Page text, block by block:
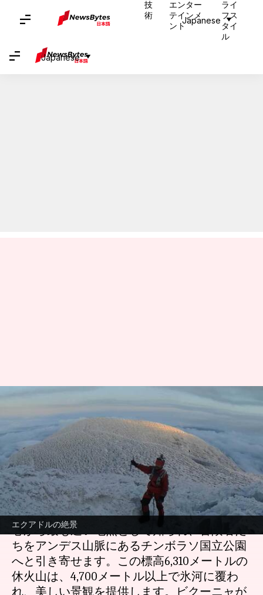
技
術
エンター
テインメ
ント
ライ
フス
タイ
ル
Japanese
Japanese
/ ニュース / ライフスタイル フィット・ニュース / エクアドルのチンボラソを探検しよう：スリリングな山の冒険が待っている
エクアドルの絶景
エクアドルのチンボラソを探検
しよう：スリリングな山の冒険
が待っている
Keito Komeda Jul 03, 2026 10:21 am
どんな話なの
エクアドルの最高峰、チンボラソは地球の中
心から最も遠い地点として知られ、冒険者た
ちをアンデス山脈にあるチンボラソ国立公園
へと引き寄せます。この標高6,310メートルの
休火山は、4,700メートル以上で氷河に覆わ
れ、美しい景観を提供します。ビクーニャが